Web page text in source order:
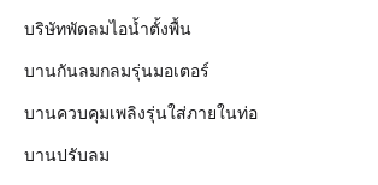
บริษัทพัดลมไอน้ำตั้งพื้น
บานกันลมกลมรุ่นมอเตอร์
บานควบคุมเพลิงรุ่นใส่ภายในท่อ
บานปรับลม